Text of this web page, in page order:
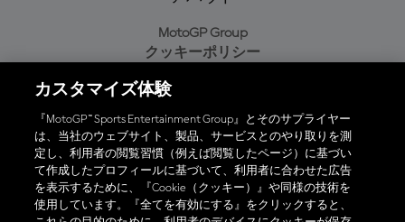
MotoGP Group
クッキーポリシー
プライバシーポリシー
購入ポリシー
オフィシャルアプリ
カスタマイズ体験
『MotoGP™ Sports Entertainment Group』とそのサプライヤー
は、当社のウェブサイト、製品、サービスとのやり取りを測
定し、利用者の閲覧習慣（例えば閲覧したページ）に基づい
て作成したプロフィールに基づいて、利用者に合わせた広告
を表示するために、『Cookie（クッキー）』や同様の技術を
使用しています。『全てを有効にする』をクリックすると、